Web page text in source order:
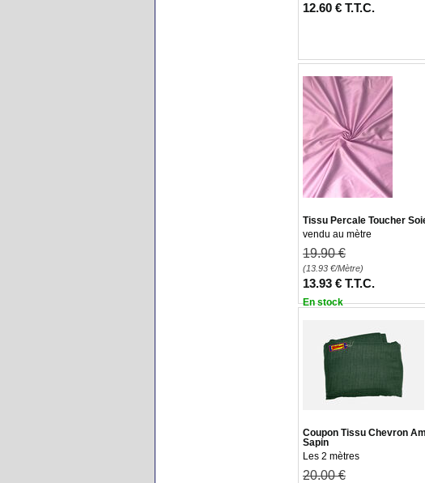
12.60 € T.T.C.
Tissu Percale Toucher
vendu au mètre
19.90 €
(13.93 €/Mètre)
13.93 € T.T.C.
En stock
Coupon Tissu Chevron
Sapin
Les 2 mètres
20.00 €